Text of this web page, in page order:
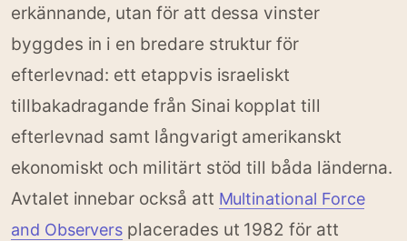
erkännande, utan för att dessa vinster
byggdes in i en bredare struktur för
efterlevnad: ett etappvis israeliskt
tillbakadragande från Sinai kopplat till
efterlevnad samt långvarigt amerikanskt
ekonomiskt och militärt stöd till båda länderna.
Avtalet innebar också att Multinational Force
and Observers placerades ut 1982 för att